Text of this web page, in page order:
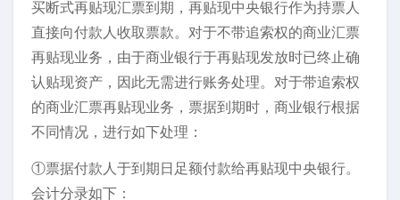
买断式再贴现汇票到期，再贴现中央银行作为持票人
直接向付款人收取票款。对于不带追索权的商业汇票
再贴现业务，由于商业银行于再贴现发放时已终止确
认贴现资产，因此无需进行账务处理。对于带追索权
的商业汇票再贴现业务，票据到期时，商业银行根据
不同情况，进行如下处理：
①票据付款人于到期日足额付款给再贴现中央银行。
会计分录如下：